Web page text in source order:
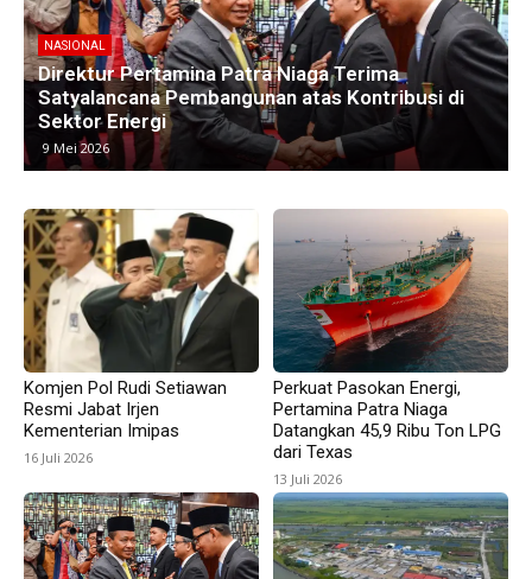
NASIONAL
Kawasan Industri di Timur Jakarta Menyusut,
Subang Jadi Harapan Baru Investor
8 Mei 2026
Komjen Pol Rudi Setiawan
Resmi Jabat Irjen
Kementerian Imipas
16 Juli 2026
Perkuat Pasokan Energi,
Pertamina Patra Niaga
Datangkan 45,9 Ribu Ton LPG
dari Texas
13 Juli 2026